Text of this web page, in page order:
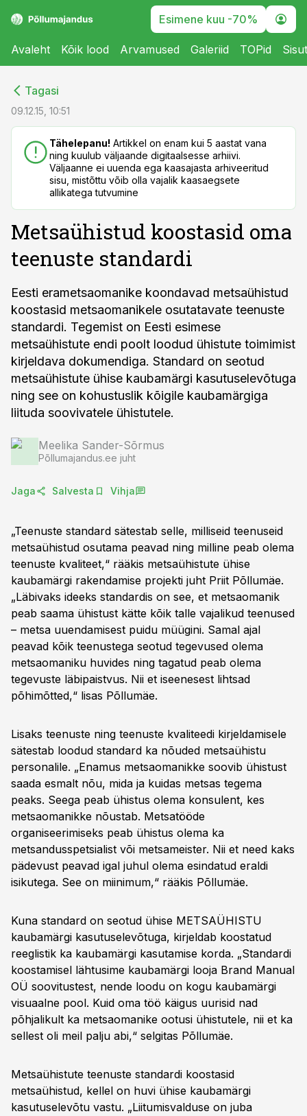
Esimene kuu -70%
Avaleht Kõik lood Arvamused Galeriid TOPid
Tagasi
09.12.15, 10:51
Tähelepanu! Artikkel on enam kui 5 aastat vana
ning kuulub väljaande digitaalsesse arhiivi.
Väljaanne ei uuenda ega kaasajasta arhiveeritud
sisu, mistõttu võib olla vajalik kaasaegsete
allikatega tutvumine
Metsaühistud koostasid oma
teenuste standardi
Eesti erametsaomanike koondavad metsaühistud
koostasid metsaomanikele osutatavate teenuste
standardi. Tegemist on Eesti esimese
metsaühistute endi poolt loodud ühistute toimimist
kirjeldava dokumendiga. Standard on seotud
metsaühistute ühise kaubamärgi kasutuselevõtuga
ning see on kohustuslik kõigile kaubamärgiga
liituda soovivatele ühistutele.
Meelika Sander-Sõrmus
Põllumajandus.ee juht
Jaga Salvesta Vihja
„Teenuste standard sätestab selle, milliseid teenuseid
metsaühistud osutama peavad ning milline peab olema
teenuste kvaliteet,“ rääkis metsaühistute ühise
kaubamärgi rakendamise projekti juht Priit Põllumäe.
„Läbivaks ideeks standardis on see, et metsaomanik
peab saama ühistust kätte kõik talle vajalikud teenused
– metsa uuendamisest puidu müügini. Samal ajal
peavad kõik teenustega seotud tegevused olema
metsaomaniku huvides ning tagatud peab olema
tegevuste läbipaistvus. Nii et iseenesest lihtsad
põhimõtted,“ lisas Põllumäe.
Lisaks teenuste ning teenuste kvaliteedi kirjeldamisele
sätestab loodud standard ka nõuded metsaühistu
personalile. „Enamus metsaomanikke soovib ühistust
saada esmalt nõu, mida ja kuidas metsas tegema
peaks. Seega peab ühistus olema konsulent, kes
metsaomanikke nõustab. Metsatööde
organiseerimiseks peab ühistus olema ka
metsandusspetsialist või metsameister. Nii et need kaks
pädevust peavad igal juhul olema esindatud eraldi
isikutega. See on miinimum,“ rääkis Põllumäe.
Kuna standard on seotud ühise METSAÜHISTU
kaubamärgi kasutuselevõtuga, kirjeldab koostatud
reeglistik ka kaubamärgi kasutamise korda. „Standardi
koostamisel lähtusime kaubamärgi looja Brand Manual
OÜ soovitustest, nende loodu on kogu kaubamärgi
visuaalne pool. Kuid oma töö käigus uurisid nad
põhjalikult ka metsaomanike ootusi ühistutele, nii et ka
sellest oli meil palju abi,“ selgitas Põllumäe.
Metsaühistute teenuste standardi koostasid
metsaühistud, kellel on huvi ühise kaubamärgi
kasutuselevõtu vastu. „Liitumisvalduse on juba